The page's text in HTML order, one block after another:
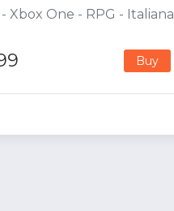
Xbox One - RPG - Italiana
Buy